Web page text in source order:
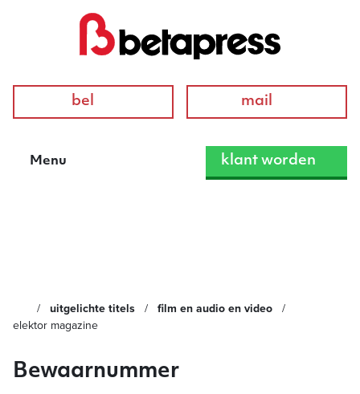
bel mail
Menu klant worden
uitgelichte titels
film en audio en video
elektor magazine
Bewaarnummer